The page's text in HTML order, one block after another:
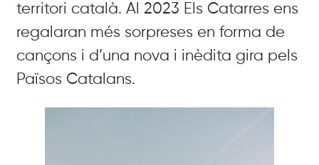
territori català. Al 2023 Els Catarres ens
regalaran més sorpreses en forma de
cançons i d’una nova i inèdita gira pels
Països Catalans.